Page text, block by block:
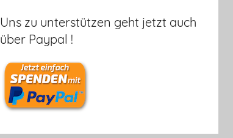
Uns zu unterstützen geht jetzt auch
über Paypal !